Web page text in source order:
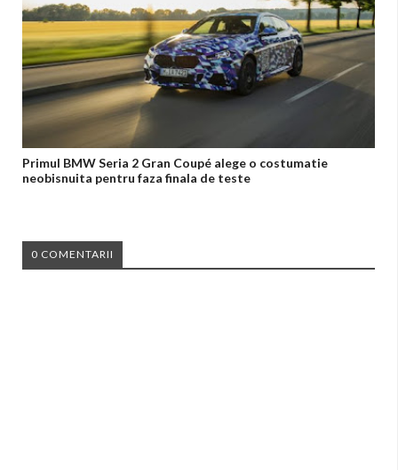
Primul BMW Seria 2 Gran Coupé alege o costumatie
neobisnuita pentru faza finala de teste
0 COMENTARII